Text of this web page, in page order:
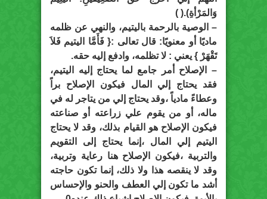
وَالمَرْأةِ).( )
– الوصية بالرحمة باليتيم، والنهي عن ظلمه
ماديًا أو معنويًا: قال تعالى :{ فَأَمَّا اليتيم فَلاَ
تَقْهَرْ } يعني : لا تظلمه، وادفع إليه حقه.
– الإصلاح أمر جامع لما يحتاج إليه اليتيم،
فقد يحتاج إلي المال فيكون الإصلاح براً
وعطاءً مادياً ،وقد يحتاج إلي من يتاجر له في
ماله، أو من يقوم علي زراعته أو صناعته
فيكون الإصلاح هو القيام بذلك، وقد لا يحتاج
اليتيم إلي المال ،إنما يحتاج إلى التقويم
والتربية ،فيكون الإصلاح هنا رعاية وتربية،
وقد لا ينقصه هذا ولا ذلك، إنما تكون حاجته
أشد ما تكون إلي العطف والحنو والإحساس